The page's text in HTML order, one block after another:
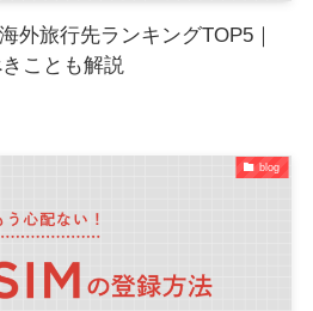
外旅行先ランキングTOP5｜
ことも解説
blog